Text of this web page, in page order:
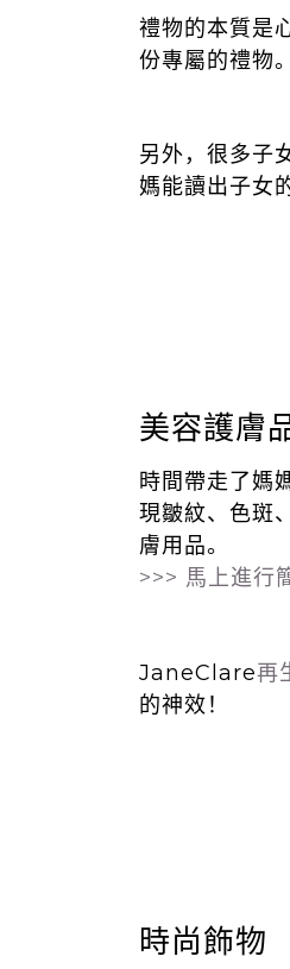
禮物的本質是
份專屬的禮物。
另外，很多子
媽能讀出子女
美容護膚
時間帶走了媽
現皺紋、色斑
膚用品。
>>> 馬上進行
JaneClare再
的神效！
時尚飾物